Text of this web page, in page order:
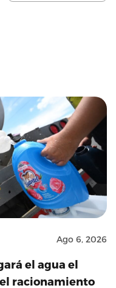
Ago 6, 2026
el agua el
racionamiento